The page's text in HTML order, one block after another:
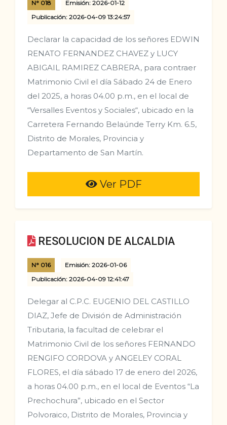
N° 018
Emisión: 2026-01-12
Publicación: 2026-04-09 13:24:57
Declarar la capacidad de los señores EDWIN
RENATO FERNANDEZ CHAVEZ y LUCY
ABIGAIL RAMIREZ CABRERA, para contraer
Matrimonio Civil el día Sábado 24 de Enero
del 2025, a horas 04.00 p.m., en el local de
“Versalles Eventos y Sociales“, ubicado en la
Carretera Fernando Belaúnde Terry Km. 6.5,
Distrito de Morales, Provincia y
Departamento de San Martín.
Ver PDF
RESOLUCION DE ALCALDIA
N° 016
Emisión: 2026-01-06
Publicación: 2026-04-09 12:41:47
Delegar al C.P.C. EUGENIO DEL CASTILLO
DIAZ, Jefe de División de Administración
Tributaria, la facultad de celebrar el
Matrimonio Civil de los señores FERNANDO
RENGIFO CORDOVA y ANGELEY CORAL
FLORES, el día sábado 17 de enero del 2026,
a horas 04.00 p.m., en el local de Eventos “La
Prechochura”, ubicado en el Sector
Polvoraico, Distrito de Morales, Provincia y